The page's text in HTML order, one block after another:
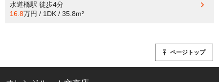
水道橋駅 徒歩4分
16.8万円 / 1DK / 35.8m²
ページトップ